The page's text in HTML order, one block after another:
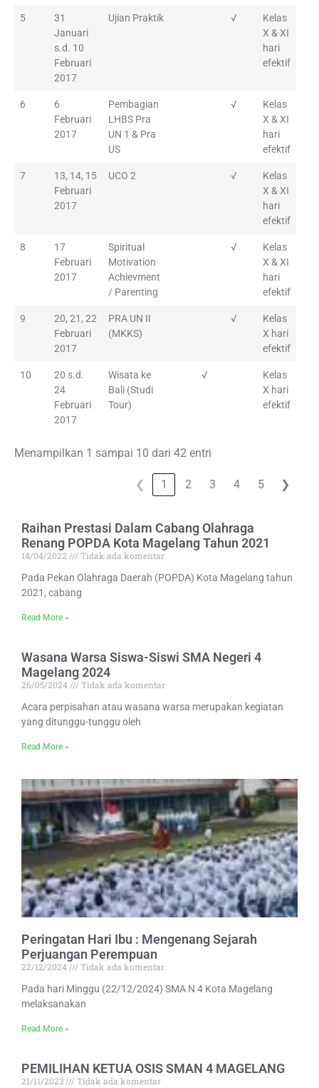
5
31
Januari
s.d. 10
Februari
2017
Ujian Praktik √
Kelas
X & XI
hari
efektif
6
6
Februari
2017
Pembagian
LHBS Pra
UN 1 & Pra
US
√
Kelas
X & XI
hari
efektif
7
13, 14, 15
Februari
2017
UCO 2 √
Kelas
X & XI
hari
efektif
8
17
Februari
2017
Spiritual
Motivation
Achievment
/ Parenting
√
Kelas
X & XI
hari
efektif
9
20, 21, 22
Februari
2017
PRA UN II
(MKKS)
√
Kelas
X hari
efektif
10
20 s.d.
24
Februari
2017
Wisata ke
Bali (Studi
Tour)
√
Kelas
X hari
efektif
Menampilkan 1 sampai 10 dari 42 entri
❮ 1 2 3 4 5 ❯
Raihan Prestasi Dalam Cabang Olahraga
Renang POPDA Kota Magelang Tahun 2021
14/04/2022
Tidak ada komentar
Pada Pekan Olahraga Daerah (POPDA) Kota Magelang tahun
2021, cabang
Read More »
Wasana Warsa Siswa-Siswi SMA Negeri 4
Magelang 2024
26/05/2024
Tidak ada komentar
Acara perpisahan atau wasana warsa merupakan kegiatan
yang ditunggu-tunggu oleh
Read More »
Peringatan Hari Ibu : Mengenang Sejarah
Perjuangan Perempuan
22/12/2024
Tidak ada komentar
Pada hari Minggu (22/12/2024) SMA N 4 Kota Magelang
melaksanakan
Read More »
PEMILIHAN KETUA OSIS SMAN 4 MAGELANG
21/11/2023
Tidak ada komentar